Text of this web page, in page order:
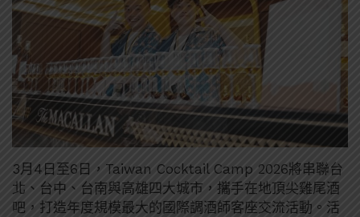
3月4日至6日，Taiwan Cocktail Camp 2026將串聯台
北、台中、台南與高雄四大城市，攜手在地頂尖雞尾酒
吧，打造年度規模最大的國際調酒師客座交流活動。活